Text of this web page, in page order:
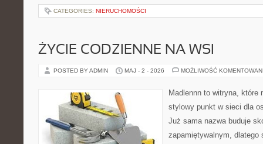
CATEGORIES: NIERUCHOMOŚCI
ŻYCIE CODZIENNE NA WSI
POSTED BY ADMIN MAJ - 2 - 2026 MOŻLIWOŚĆ
Madlennn to witryna, które
stylowy punkt w sieci dla
Już sama nazwa buduje
zapamiętywalnym, dlatego